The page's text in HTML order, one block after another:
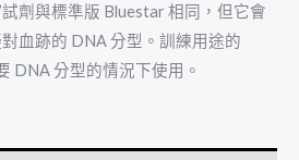
劑與標準版 Bluestar 相同，但它會
血跡的 DNA 分型。訓練用途的
DNA 分型的情況下使用。